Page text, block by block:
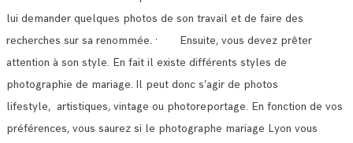
lui demander quelques photos de son travail et de faire des
recherches sur sa renommée. · Ensuite, vous devez prêter
attention à son style. En fait il existe différents styles de
photographie de mariage. Il peut donc s’agir de photos
lifestyle, artistiques, vintage ou photoreportage. En fonction de vos
préférences, vous saurez si le photographe mariage Lyon vous